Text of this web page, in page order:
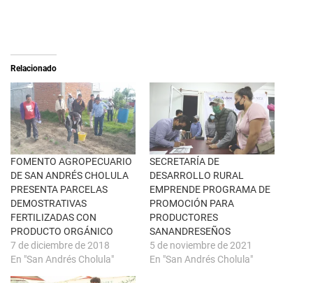
e
b
r
e
n
u
n
a
v
e
n
t
a
n
a
n
u
e
v
a
)
e
n
F
a
c
e
b
o
o
k
(
S
e
a
b
r
e
e
n
u
n
v
Relacionado
FOMENTO AGROPECUARIO
DE SAN ANDRÉS CHOLULA
PRESENTA PARCELAS
DEMOSTRATIVAS
FERTILIZADAS CON
PRODUCTO ORGÁNICO
7 de diciembre de 2018
En "San Andrés Cholula"
SECRETARÍA DE
DESARROLLO RURAL
EMPRENDE PROGRAMA DE
PROMOCIÓN PARA
PRODUCTORES
SANANDRESEÑOS
5 de noviembre de 2021
En "San Andrés Cholula"